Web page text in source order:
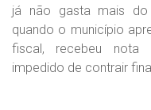
já não gasta mais
quando o município
fiscal, recebeu nota
impedido de contrair